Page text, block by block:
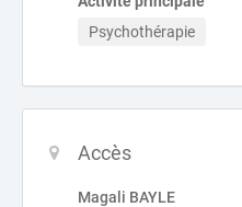
Psychothérapie
Accès
Magali BAYLE